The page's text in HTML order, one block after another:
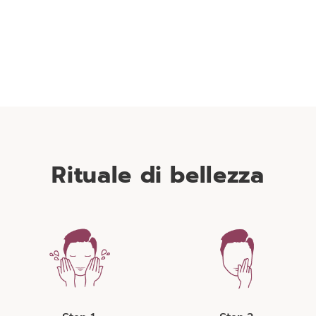
Rituale di bellezza